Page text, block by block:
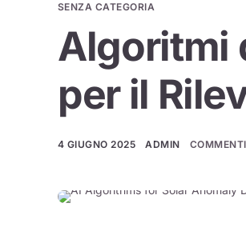
SENZA CATEGORIA
Algoritmi
per il
4 GIUGNO 2025 ADMIN